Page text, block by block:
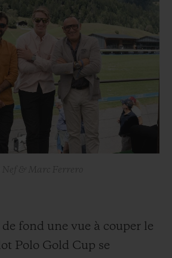
fond une vue à couper le
Polo Gold Cup se